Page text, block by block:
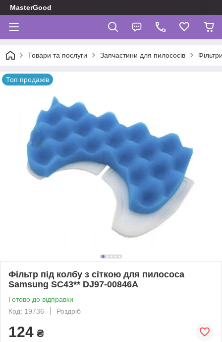
MasterGood
Товари та послуги Запчастини для пилососів
Топ продажів
Фільтр під колбу з сіткою для пилососа
Samsung SC43** DJ97-00846A
Готово до відправки
Код: 19736
Роздріб
124 ₴